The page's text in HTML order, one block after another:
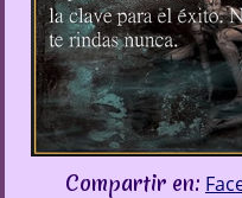
Compartir en: